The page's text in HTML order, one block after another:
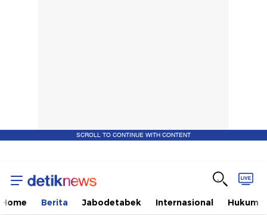
SCROLL TO CONTINUE WITH CONTENT
Home Berita Jabodetabek Internasional Hukum